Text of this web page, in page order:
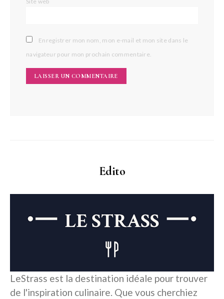
Enregistrer mon nom, mon e-mail et mon site dans le
navigateur pour mon prochain commentaire.
Edito
LeStrass est la destination idéale pour trouver
de l'inspiration culinaire. Que vous cherchiez